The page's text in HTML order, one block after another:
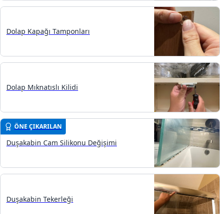
Dolap Kapağı Tamponları
Dolap Mıknatıslı Kilidi
ÖNE ÇIKARILAN
Duşakabin Cam Silikonu Değişimi
Duşakabin Tekerleği